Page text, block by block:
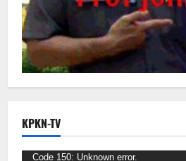
KPKN-TV
Code 150: Unknown error.